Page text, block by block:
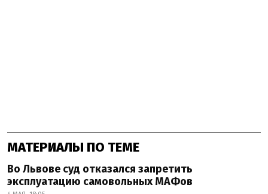
МАТЕРИАЛЫ ПО ТЕМЕ
Во Львове суд отказался запретить
эксплуатацию самовольных МАФов